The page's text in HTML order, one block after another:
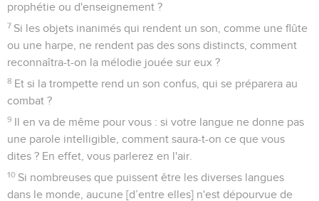
prophétie ou d'enseignement ?
7 Si les objets inanimés qui rendent un son, comme une flûte
ou une harpe, ne rendent pas des sons distincts, comment
reconnaîtra-t-on la mélodie jouée sur eux ?
8 Et si la trompette rend un son confus, qui se préparera au
combat ?
9 Il en va de même pour vous : si votre langue ne donne pas
une parole intelligible, comment saura-t-on ce que vous
dites ? En effet, vous parlerez en l'air.
10 Si nombreuses que puissent être les diverses langues
dans le monde, aucune [d’entre elles] n'est dépourvue de